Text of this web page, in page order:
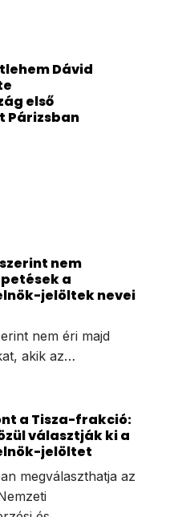
Dávid
első
Párizsban
nem
a
jelöltek nevei
nem éri majd
akik az…
a Tisza-frakció:
választják ki a
jelöltet
megválaszthatja az